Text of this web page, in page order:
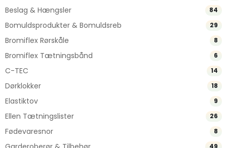
Beslag & Hængsler 84
Bomuldsprodukter & Bomuldsreb 29
Bromiflex Rørskåle 8
Bromiflex Tætningsbånd 6
C-TEC 14
Dørklokker 18
Elastiktov 9
Ellen Tætningslister 26
Fødevaresnor 8